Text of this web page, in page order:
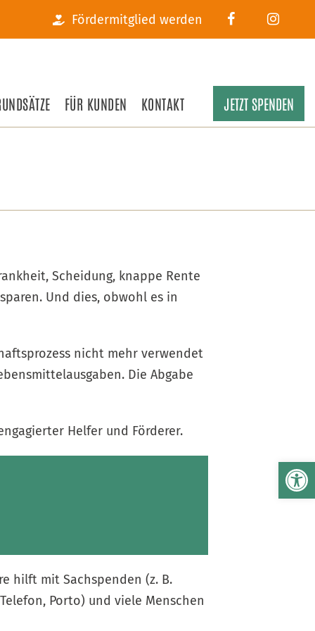
Fördermitglied werden
FÜR KUNDEN KONTAKT JETZT SPENDEN
Scheidung, knappe Rente
Und dies, obwohl es in
nicht mehr verwendet
Die Abgabe
Helfer und Förderer.
hilft mit Sachspenden (z. B.
Porto) und viele Menschen